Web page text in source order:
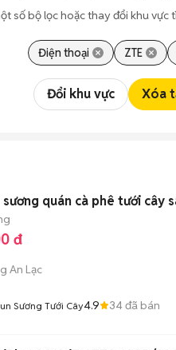
số bộ lọc hoặc thay đổi khu vực
Điện thoại ZTE
Đổi khu vực Xóa
sương quán cà phê tưới cây
đ
An Lạc
Bét Phun Sương Tưới Cây4.9 34đã bán